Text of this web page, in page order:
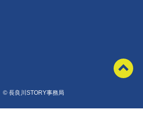
© 長良川STORY事務局